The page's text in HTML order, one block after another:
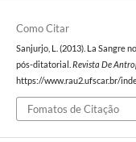
Como Citar
Sanjurjo, L. (2013). La Sangre
pós-ditatorial. Revista De
https://www.rau2.ufscar.br/
Fomatos de Citação